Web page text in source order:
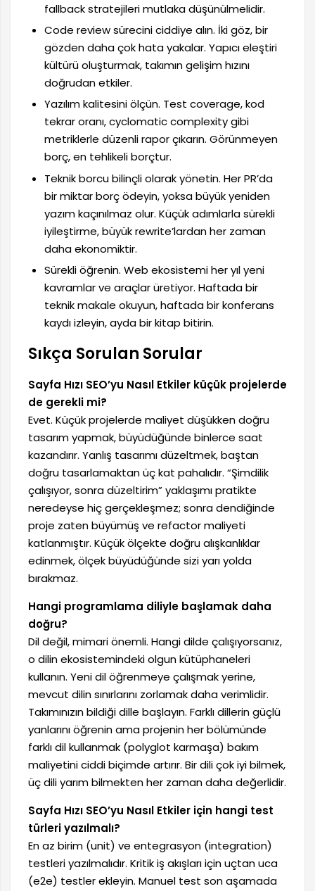
fallback stratejileri mutlaka düşünülmelidir.
Code review sürecini ciddiye alın. İki göz, bir
gözden daha çok hata yakalar. Yapıcı eleştiri
kültürü oluşturmak, takımın gelişim hızını
doğrudan etkiler.
Yazılım kalitesini ölçün. Test coverage, kod
tekrar oranı, cyclomatic complexity gibi
metriklerle düzenli rapor çıkarın. Görünmeyen
borç, en tehlikeli borçtur.
Teknik borcu bilinçli olarak yönetin. Her PR’da
bir miktar borç ödeyin, yoksa büyük yeniden
yazım kaçınılmaz olur. Küçük adımlarla sürekli
iyileştirme, büyük rewrite’lardan her zaman
daha ekonomiktir.
Sürekli öğrenin. Web ekosistemi her yıl yeni
kavramlar ve araçlar üretiyor. Haftada bir
teknik makale okuyun, haftada bir konferans
kaydı izleyin, ayda bir kitap bitirin.
Sıkça Sorulan Sorular
Sayfa Hızı SEO’yu Nasıl Etkiler küçük projelerde
de gerekli mi?
Evet. Küçük projelerde maliyet düşükken doğru
tasarım yapmak, büyüdüğünde binlerce saat
kazandırır. Yanlış tasarımı düzeltmek, baştan
doğru tasarlamaktan üç kat pahalıdır. “Şimdilik
çalışıyor, sonra düzeltirim” yaklaşımı pratikte
neredeyse hiç gerçekleşmez; sonra dendiğinde
proje zaten büyümüş ve refactor maliyeti
katlanmıştır. Küçük ölçekte doğru alışkanlıklar
edinmek, ölçek büyüdüğünde sizi yarı yolda
bırakmaz.
Hangi programlama diliyle başlamak daha
doğru?
Dil değil, mimari önemli. Hangi dilde çalışıyorsanız,
o dilin ekosistemindeki olgun kütüphaneleri
kullanın. Yeni dil öğrenmeye çalışmak yerine,
mevcut dilin sınırlarını zorlamak daha verimlidir.
Takımınızın bildiği dille başlayın. Farklı dillerin güçlü
yanlarını öğrenin ama projenin her bölümünde
farklı dil kullanmak (polyglot karmaşa) bakım
maliyetini ciddi biçimde artırır. Bir dili çok iyi bilmek,
üç dili yarım bilmekten her zaman daha değerlidir.
Sayfa Hızı SEO’yu Nasıl Etkiler için hangi test
türleri yazılmalı?
En az birim (unit) ve entegrasyon (integration)
testleri yazılmalıdır. Kritik iş akışları için uçtan uca
(e2e) testler ekleyin. Manuel test son aşamada